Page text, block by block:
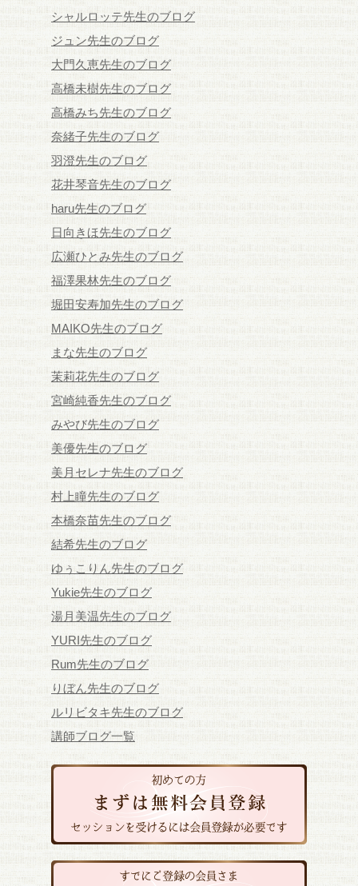
シャルロッテ先生のブログ
ジュン先生のブログ
大門久恵先生のブログ
高橋未樹先生のブログ
高橋みち先生のブログ
奈緒子先生のブログ
羽澄先生のブログ
花井琴音先生のブログ
haru先生のブログ
日向きほ先生のブログ
広瀬ひとみ先生のブログ
福澤果林先生のブログ
堀田安寿加先生のブログ
MAIKO先生のブログ
まな先生のブログ
茉莉花先生のブログ
宮崎純香先生のブログ
みやび先生のブログ
美優先生のブログ
美月セレナ先生のブログ
村上瞳先生のブログ
本橋奈苗先生のブログ
結希先生のブログ
ゆぅこりん先生のブログ
Yukie先生のブログ
湯月美温先生のブログ
YURI先生のブログ
Rum先生のブログ
りぼん先生のブログ
ルリビタキ先生のブログ
講師ブログ一覧